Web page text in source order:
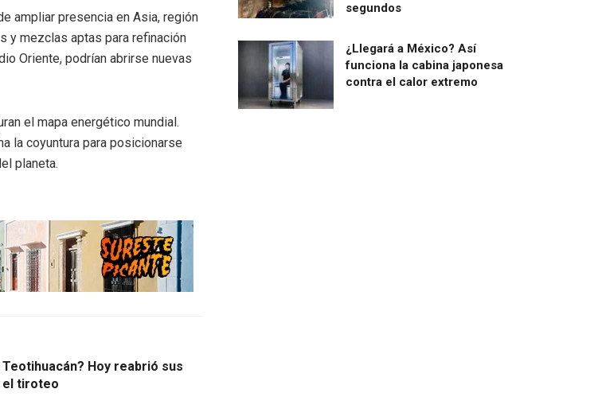
ampliar presencia en Asia, región
y mezclas aptas para refinación
Oriente, podrían abrirse nuevas
el mapa energético mundial.
la coyuntura para posicionarse
planeta.
Hoy reabrió sus
el tiroteo
segundos
¿Llegará a México? Así
funciona la cabina japonesa
contra el calor extremo